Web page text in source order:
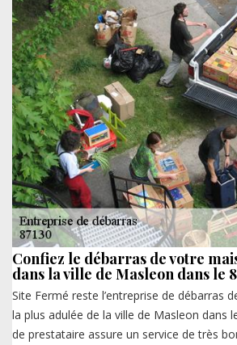
Confiez le débarras de votre
dans la ville de Masleon dans le
Site Fermé reste l’entreprise de débarras
la plus adulée de la ville de Masleon dans
de prestataire assure un service de très